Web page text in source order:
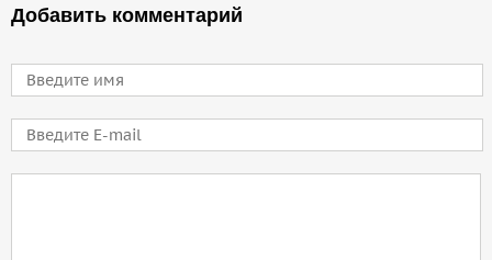
Добавить комментарий
Имя
E-mail